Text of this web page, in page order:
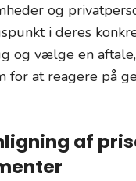
og
i deres
og vælge en
for at reagere på
af